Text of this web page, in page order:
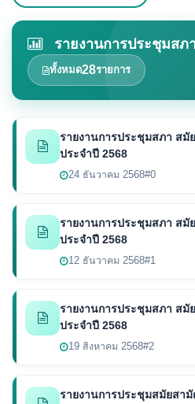
รายงานการประชุมสภ
ทั้งหมด28รายการ
รายงานการประชุมสภา ส
ประจำปี 2568
24 ธันวาคม 2568#0
รายงานการประชุมสภา ส
ประจำปี 2568
12 ธันวาคม 2568#1
รายงานการประชุมสภา ส
ประจำปี 2568
19 สิงหาคม 2568#2
รายงานการประชุมสมัยสา